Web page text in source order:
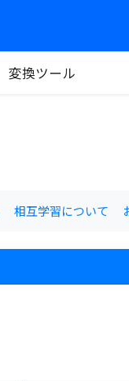
変換ツール
相互学習について